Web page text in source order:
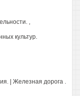
,
культур.
| Железная дорога .